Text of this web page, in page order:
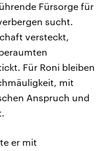
Fürsorge für
sucht.
versteckt,
Für Roni bleiben
mit
Anspruch und
er mit